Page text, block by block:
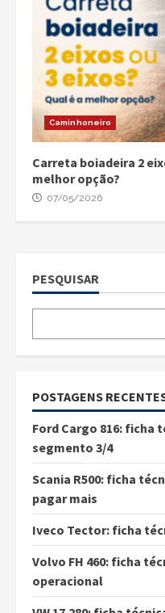
Caminhoneiro
Carreta boiadeira 2
melhor opção?
07/05/2026
PESQUISAR
POSTAGENS
Ford Cargo 816: ficha
segmento 3/4
Scania R500: ficha
pagar mais
Iveco Tector: ficha
Volvo FH 460: ficha
operacional